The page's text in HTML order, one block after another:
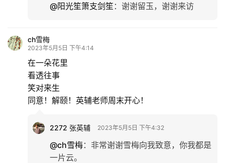
娱
乐
@阳光笙箫支剑笙 ： 谢谢留玉，谢谢来访
ch雪梅
2023年5月5日 下午4:14
在一朵花里
看透往事
笑对来生
同意！解颐！英辅老师周末开心！
2272 张英辅 2023年5月5日 下午4:32
@ch雪梅： 非常谢谢雪梅向我致意，你我都是
一片云。